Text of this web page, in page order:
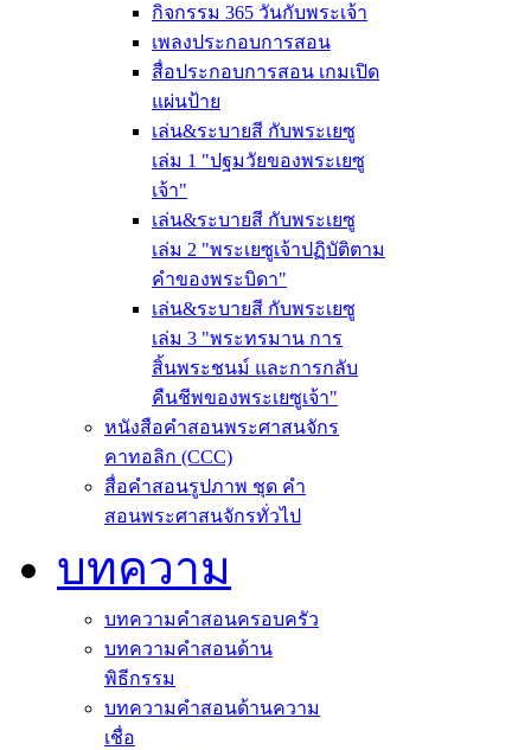
กิจกรรม 365 วันกับพระเจ้า
เพลงประกอบการสอน
สื่อประกอบการสอน เกมเปิด
แผ่นป้าย
เล่น&ระบายสี กับพระเยซู
เล่ม 1 "ปฐมวัยของพระเยซู
เจ้า"
เล่น&ระบายสี กับพระเยซู
เล่ม 2 "พระเยซูเจ้าปฏิบัติตาม
คำของพระบิดา"
เล่น&ระบายสี กับพระเยซู
เล่ม 3 "พระทรมาน การ
สิ้นพระชนม์ และการกลับ
คืนชีพของพระเยซูเจ้า"
หนังสือคำสอนพระศาสนจักร
คาทอลิก (CCC)
สื่อคำสอนรูปภาพ ชุด คำ
สอนพระศาสนจักรทั่วไป
บทความ
บทความคำสอนครอบครัว
บทความคำสอนด้าน
พิธีกรรม
บทความคำสอนด้านความ
เชื่อ